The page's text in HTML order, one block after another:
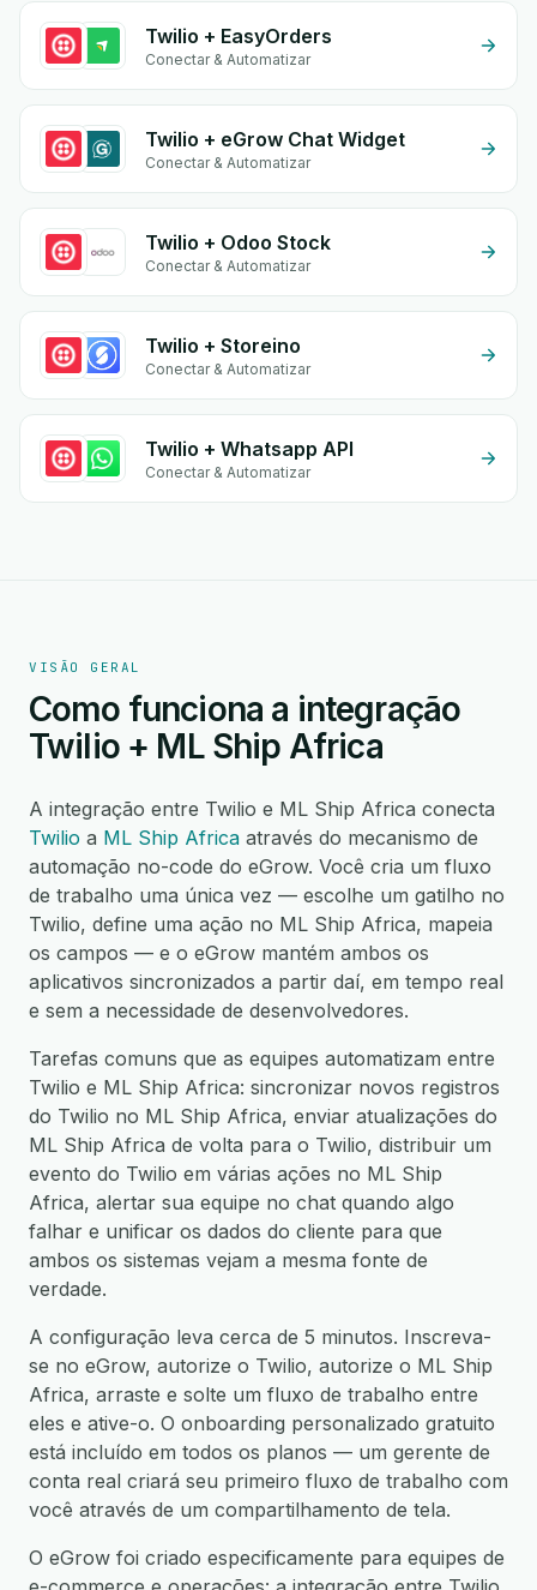
Twilio + EasyOrders
Conectar & Automatizar
Twilio + eGrow Chat Widget
Conectar & Automatizar
Twilio + Odoo Stock
Conectar & Automatizar
Twilio + Storeino
Conectar & Automatizar
Twilio + Whatsapp API
Conectar & Automatizar
VISÃO GERAL
Como funciona a integração
Twilio + ML Ship Africa
A integração entre Twilio e ML Ship Africa conecta
Twilio a ML Ship Africa através do mecanismo de
automação no-code do eGrow. Você cria um fluxo
de trabalho uma única vez — escolhe um gatilho no
Twilio, define uma ação no ML Ship Africa, mapeia
os campos — e o eGrow mantém ambos os
aplicativos sincronizados a partir daí, em tempo real
e sem a necessidade de desenvolvedores.
Tarefas comuns que as equipes automatizam entre
Twilio e ML Ship Africa: sincronizar novos registros
do Twilio no ML Ship Africa, enviar atualizações do
ML Ship Africa de volta para o Twilio, distribuir um
evento do Twilio em várias ações no ML Ship
Africa, alertar sua equipe no chat quando algo
falhar e unificar os dados do cliente para que
ambos os sistemas vejam a mesma fonte de
verdade.
A configuração leva cerca de 5 minutos. Inscreva-
se no eGrow, autorize o Twilio, autorize o ML Ship
Africa, arraste e solte um fluxo de trabalho entre
eles e ative-o. O onboarding personalizado gratuito
está incluído em todos os planos — um gerente de
conta real criará seu primeiro fluxo de trabalho com
você através de um compartilhamento de tela.
O eGrow foi criado especificamente para equipes de